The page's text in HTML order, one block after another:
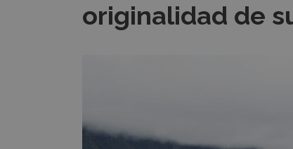
caracteriza
originalidad
originalidad de